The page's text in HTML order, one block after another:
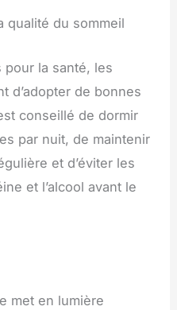
qualité du sommeil
la santé, les
d’adopter de bonnes
conseillé de dormir
par nuit, de maintenir
et d’éviter les
et l’alcool avant le
met en lumière